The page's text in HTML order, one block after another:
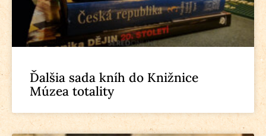
Ďalšia sada kníh do Knižnice
Múzea totality